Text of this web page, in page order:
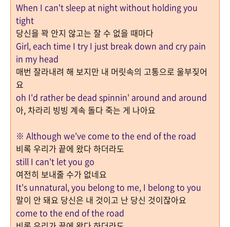
When I can't sleep at night without holding you
tight
당신을 꽉 안지 않고는 잘 수 없을 때마다
Girl, each time I try I just break down and cry pain
in my head
매번 잘라내려 해 보지만 내 머릿속의 고통으로 울부짖어
요
oh I'd rather be dead spinnin' around and around
아, 차라리 빙빙 계속 돌다 죽는 게 나아요
※ Although we've come to the end of the road
비록 우리가 끝에 왔다 하더라도
still I can't let you go
여전히 보내줄 수가 없네요
It's unnatural, you belong to me, I belong to you
말이 안 돼요 당신은 내 것이고 난 당신 것이잖아요
come to the end of the road